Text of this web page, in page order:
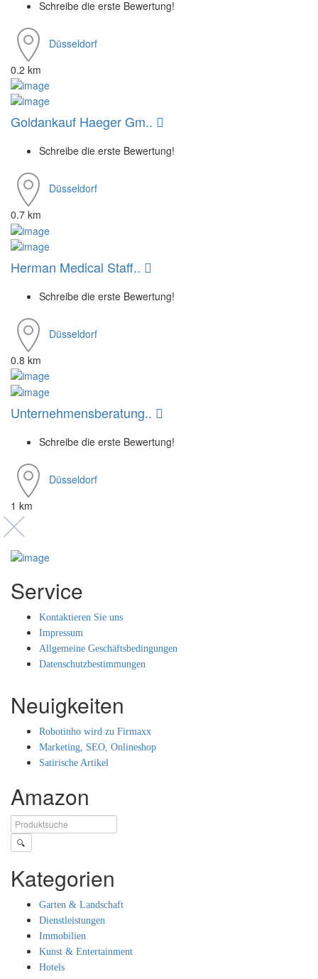
Schreibe die erste Bewertung!
Düsseldorf
0.2 km
Goldankauf Haeger Gm..
Schreibe die erste Bewertung!
Düsseldorf
0.7 km
Herman Medical Staff..
Schreibe die erste Bewertung!
Düsseldorf
0.8 km
Unternehmensberatung..
Schreibe die erste Bewertung!
Düsseldorf
1 km
Service
Kontaktieren Sie uns
Impressum
Allgemeine Geschäftsbedingungen
Datenschutzbestimmungen
Neuigkeiten
Robotinho wird zu Firmaxx
Marketing, SEO, Onlineshop
Satirische Artikel
Amazon
🔍
Kategorien
Garten & Landschaft
Dienstleistungen
Immobilien
Kunst & Entertainment
Hotels